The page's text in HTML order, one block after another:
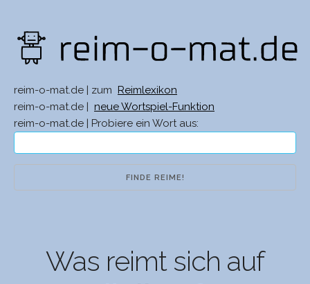
reim-o-mat.de | zum
Reimlexikon
reim-o-mat.de |
neue Wortspiel-Funktion
reim-o-mat.de | Probiere ein Wort aus:
Was reimt sich auf